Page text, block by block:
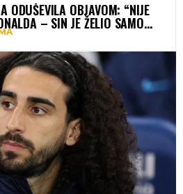
ODUŠEVILA OBJAVOM: “NIJE
– SIN JE ŽELIO SAMO